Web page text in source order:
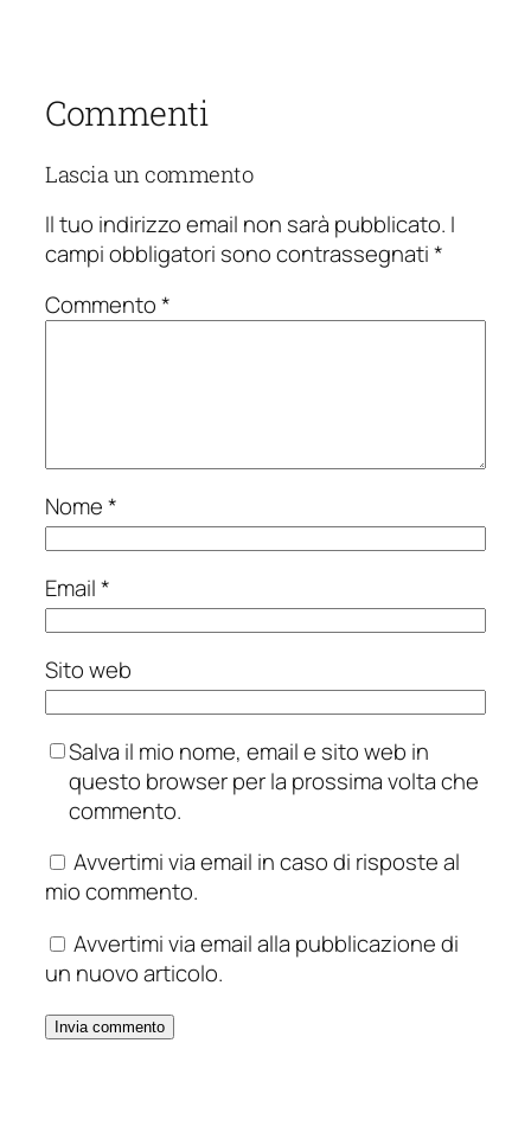
Commenti
Lascia un commento
Il tuo indirizzo email non sarà pubblicato. I
campi obbligatori sono contrassegnati*
Commento*
Nome*
Email*
Sito web
Salva il mio nome, email e sito web in
questo browser per la prossima volta che
commento.
Avvertimi via email in caso di risposte al
mio commento.
Avvertimi via email alla pubblicazione di
un nuovo articolo.